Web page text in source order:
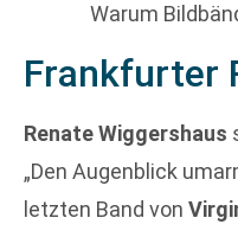
Warum
Frankfurter
Renate Wiggershaus
„Den Augenblick
letzten Band von